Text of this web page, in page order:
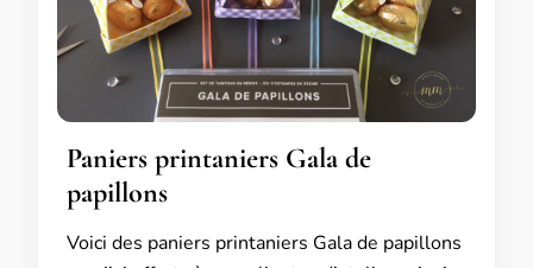
Paniers printaniers Gala de
papillons
Voici des paniers printaniers Gala de papillons